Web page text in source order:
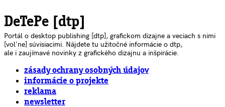
DeTePe [dtp]
Portál o desktop publishing [dtp], grafickom dizajne a veciach s nimi
[voľne] súvisiacimi. Nájdete tu užitočné informácie o dtp,
ale i zaujímavé novinky z grafického dizajnu a inšpirácie.
zásady ochrany osobných údajov
informácie o projekte
reklama
newsletter